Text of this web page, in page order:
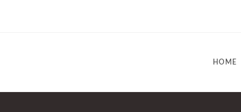
HOME